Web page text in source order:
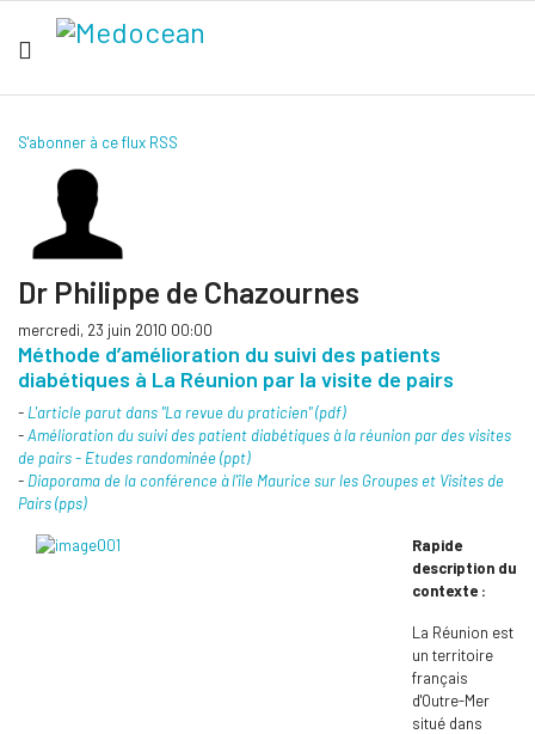
S'abonner à ce flux RSS
Dr Philippe de Chazournes
mercredi, 23 juin 2010 00:00
Méthode d’amélioration du suivi des patients
diabétiques à La Réunion par la visite de pairs
- L'article parut dans "La revue du praticien" (pdf)
-Amélioration du suivi des patient diabétiques à la réunion par des visites
de pairs - Etudes randominée (ppt)
- Diaporama de la conférence à l'île Maurice sur les Groupes et Visites de
Pairs (pps)
Rapide
description du
contexte :
La Réunion est
un territoire
français
d'Outre-Mer
situé dans